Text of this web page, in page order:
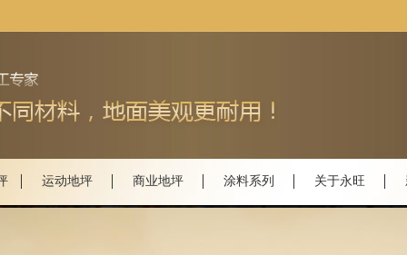
运动地坪 商业地坪 涂料系列 关于永旺